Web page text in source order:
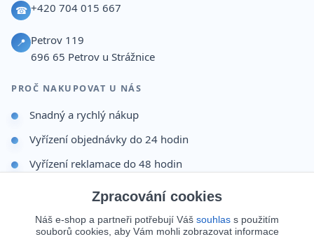
☎ +420 704 015 667
📍 Petrov 119
696 65 Petrov u Strážnice
PROČ NAKUPOVAT U NÁS
Snadný a rychlý nákup
Vyřízení objednávky do 24 hodin
Vyřízení reklamace do 48 hodin
Dárek po dokončení objednávky
Odesíláme i na Slovensko
Zpracování cookies
Náš e-shop a partneři potřebují Váš souhlas s použitím
souborů cookies, aby Vám mohli zobrazovat informace